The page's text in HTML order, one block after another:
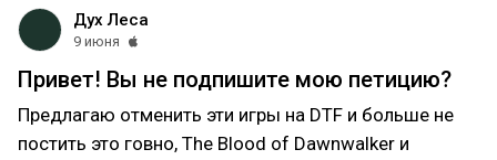
Дух Леса
9 июня
Привет! Вы не подпишите мою петицию?
Предлагаю отменить эти игры на DTF и больше не
постить это говно, The Blood of Dawnwalker и